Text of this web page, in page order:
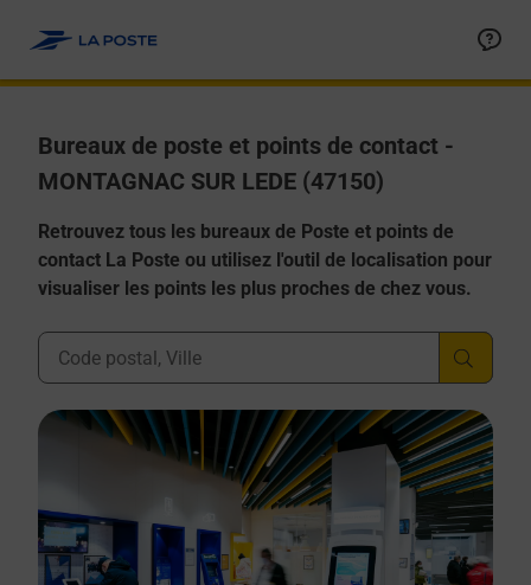
Bureaux de poste et points de contact -
MONTAGNAC SUR LEDE (47150)
Retrouvez tous les bureaux de Poste et points de
contact La Poste ou utilisez l'outil de localisation pour
visualiser les points les plus proches de chez vous.
Ville, Département, Code Postal